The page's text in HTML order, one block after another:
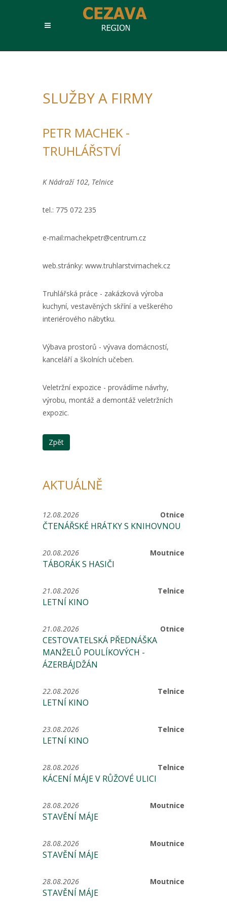
SLUŽBY A FIRMY
PETR MACHEK -
TRUHLÁŘSTVÍ
K Nádraží 102, Telnice
tel.: 775 072 235
e-mail:machekpetr@centrum.cz
web.stránky: www.truhlarstvimachek.cz
Truhlářská práce - zakázková výroba
kuchyní, vestavěných skříní a veškerého
interiérového nábytku.
Výbava prostorů - vývava domácností,
kanceláří a školních učeben.
Veletržní expozice - provádíme návrhy,
výrobu, montáž a demontáž veletržních
expozic.
Zpět
AKTUÁLNĚ
Otnice
12.08.2026
ČTENÁŘSKÉ HRÁTKY S KNIHOVNOU
Moutnice
20.08.2026
TÁBORÁK S HASIČI
Telnice
21.08.2026
LETNÍ KINO
Otnice
21.08.2026
CESTOVATELSKÁ PŘEDNÁŠKA
MANŽELŮ POULÍKOVÝCH -
ÁZERBÁJDŽÁN
Telnice
22.08.2026
LETNÍ KINO
Telnice
23.08.2026
LETNÍ KINO
Telnice
28.08.2026
KÁCENÍ MÁJE V RŮŽOVÉ ULICI
Moutnice
28.08.2026
STAVĚNÍ MÁJE
Moutnice
28.08.2026
STAVĚNÍ MÁJE
Moutnice
28.08.2026
STAVĚNÍ MÁJE